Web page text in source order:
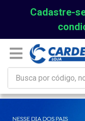
Cadastre-